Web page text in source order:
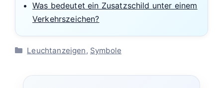
Was bedeutet ein Zusatzschild unter einem
Verkehrszeichen?
Kategorien
Leuchtanzeigen, Symbole